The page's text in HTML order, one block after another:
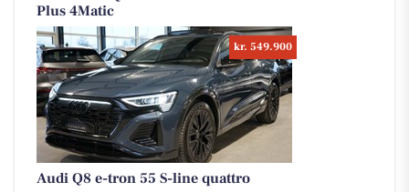
Plus 4Matic
kr. 549.900
Audi Q8 e-tron 55 S-line quattro